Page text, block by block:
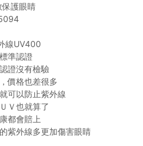
護眼睛
線UV400
準認證
證沒有檢驗
價格也差很多
可以防止紫外線
Ｖ也就算了
都會賠上
紫外線多更加傷害眼睛